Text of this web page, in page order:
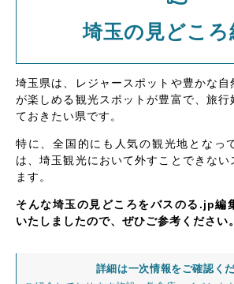
埼玉の見どころ
埼玉県は、レジャースポットや豊かな自
が楽しめる観光スポットが豊富で、旅行
ておきたい県です。
特に、全国的にも人気の観光地となっ
は、埼玉観光において外すことできな
ます。
そんな埼玉の見どころをバスのる.jp編
いたしましたので、ぜひご参考ください。
詳細は一次情報をご確認く